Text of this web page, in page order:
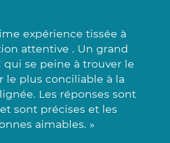
expérience tissée à
attentive . Un grand
qui se peine à trouver le
le plus conciliable à la
Les réponses sont
sont précises et les
aimables. »